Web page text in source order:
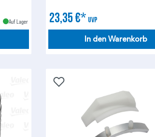
Auf Lager 23,35 €* UVP
In den Warenkorb